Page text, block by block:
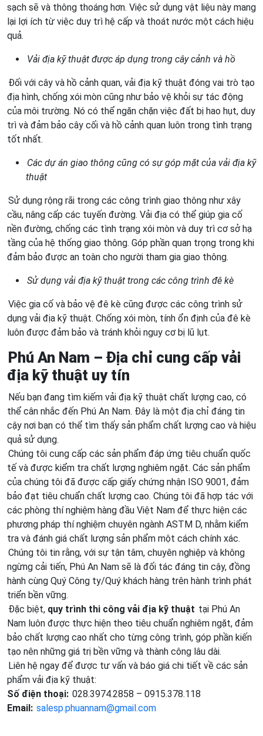
sạch sẽ và thông thoáng hơn. Việc sử dụng vật liệu này mang
lại lợi ích từ việc duy trì hệ cấp và thoát nước một cách hiệu
quả.
Vải địa kỹ thuật được áp dụng trong cây cảnh và hồ
Đối với cây và hồ cảnh quan, vải địa kỹ thuật đóng vai trò tạo
địa hình, chống xói mòn cũng như bảo vệ khỏi sự tác động
của môi trường. Nó có thể ngăn chặn việc đất bị hao hụt, duy
trì và đảm bảo cây cối và hồ cảnh quan luôn trong tình trạng
tốt nhất.
Các dự án giao thông cũng có sự góp mặt của vải địa kỹ
thuật
Sử dụng rộng rãi trong các công trình giao thông như xây
cầu, nâng cấp các tuyến đường. Vải địa có thể giúp gia cố
nền đường, chống các tình trạng xói mòn và duy trì cơ sở hạ
tầng của hệ thống giao thông. Góp phần quan trọng trong khi
đảm bảo được an toàn cho người tham gia giao thông.
Sử dụng vải địa kỹ thuật trong các công trình đê kè
Việc gia cố và bảo vệ đê kè cũng được các công trình sử
dụng vải địa kỹ thuật. Chống xói mòn, tính ổn định của đê kè
luôn được đảm bảo và tránh khỏi nguy cơ bị lũ lụt.
Phú An Nam – Địa chỉ cung cấp vải
địa kỹ thuật uy tín
Nếu bạn đang tìm kiếm vải địa kỹ thuật chất lượng cao, có
thể cân nhắc đến Phú An Nam. Đây là một địa chỉ đáng tin
cậy nơi bạn có thể tìm thấy sản phẩm chất lượng cao và hiệu
quả sử dụng.
Chúng tôi cung cấp các sản phẩm đáp ứng tiêu chuẩn quốc
tế và được kiểm tra chất lượng nghiêm ngặt. Các sản phẩm
của chúng tôi đã được cấp giấy chứng nhận ISO 9001, đảm
bảo đạt tiêu chuẩn chất lượng cao. Chúng tôi đã hợp tác với
các phòng thí nghiệm hàng đầu Việt Nam để thực hiện các
phương pháp thí nghiệm chuyên ngành ASTM D, nhằm kiểm
tra và đánh giá chất lượng sản phẩm một cách chính xác.
Chúng tôi tin rằng, với sự tận tâm, chuyên nghiệp và không
ngừng cải tiến, Phú An Nam sẽ là đối tác đáng tin cậy, đồng
hành cùng Quý Công ty/Quý khách hàng trên hành trình phát
triển bền vững.
Đặc biệt, quy trình thi công vải địa kỹ thuật tại Phú An
Nam luôn được thực hiện theo tiêu chuẩn nghiêm ngặt, đảm
bảo chất lượng cao nhất cho từng công trình, góp phần kiến
tạo nên những giá trị bền vững và thành công lâu dài.
Liên hệ ngay để được tư vấn và báo giá chi tiết về các sản
phẩm vải địa kỹ thuật:
Số điện thoại: 028.3974.2858 – 0915.378.118
Email: salesp.phuannam@gmail.com